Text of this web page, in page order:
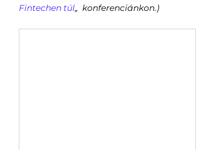
Fintechen túl„ konferenciánkon.)